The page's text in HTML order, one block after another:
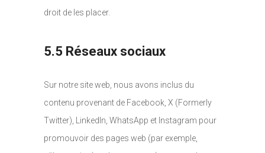
droit de les placer.
5.5 Réseaux sociaux
Sur notre site web, nous avons inclus du
contenu provenant de Facebook, X (Formerly
Twitter), LinkedIn, WhatsApp et Instagram pour
promouvoir des pages web (par exemple,